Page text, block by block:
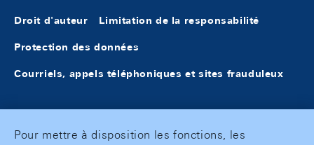
Droit d'auteur Limitation de la responsabilité
Protection des données
Courriels, appels téléphoniques et sites frauduleux
Pour mettre à disposition les fonctions, les